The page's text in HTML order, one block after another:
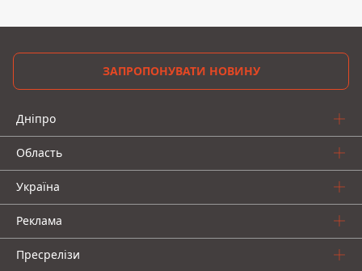
ЗАПРОПОНУВАТИ НОВИНУ
Дніпро
Область
Україна
Реклама
Пресрелізи